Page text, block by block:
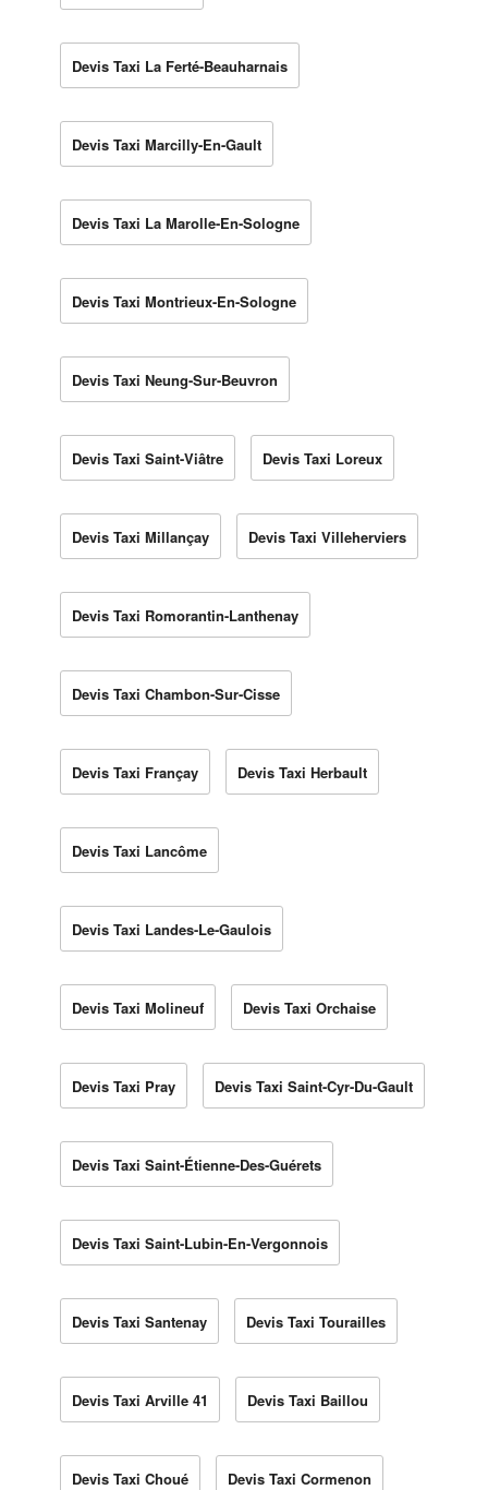
Devis Taxi La Ferté-Beauharnais
Devis Taxi Marcilly-En-Gault
Devis Taxi La Marolle-En-Sologne
Devis Taxi Montrieux-En-Sologne
Devis Taxi Neung-Sur-Beuvron
Devis Taxi Saint-Viâtre Devis Taxi Loreux
Devis Taxi Millançay Devis Taxi Villeherviers
Devis Taxi Romorantin-Lanthenay
Devis Taxi Chambon-Sur-Cisse
Devis Taxi Françay Devis Taxi Herbault
Devis Taxi Lancôme
Devis Taxi Landes-Le-Gaulois
Devis Taxi Molineuf Devis Taxi Orchaise
Devis Taxi Pray Devis Taxi Saint-Cyr-Du-Gault
Devis Taxi Saint-Étienne-Des-Guérets
Devis Taxi Saint-Lubin-En-Vergonnois
Devis Taxi Santenay Devis Taxi Tourailles
Devis Taxi Arville 41 Devis Taxi Baillou
Devis Taxi Choué Devis Taxi Cormenon